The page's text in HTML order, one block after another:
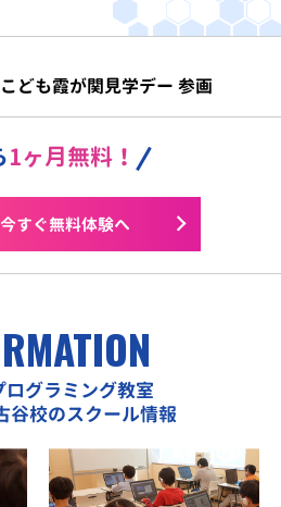
ども霞が関見学デー 参画
1ヶ月無料！
今すぐ無料体験へ
ログラミング教室
谷校のスクール情報